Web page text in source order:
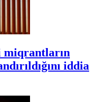
miqrantların
iddia